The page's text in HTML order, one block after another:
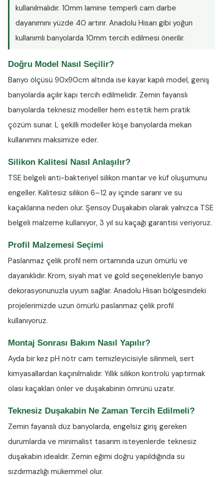
kullanılmalıdır. 10mm lamine temperli cam darbe
dayanımını yüzde 40 artırır. Anadolu Hisarı gibi yoğun
kullanımlı banyolarda 10mm tercih edilmesi önerilir.
Doğru Model Nasıl Seçilir?
Banyo ölçüsü 90x90cm altında ise kayar kapılı model, geniş
banyolarda açılır kapı tercih edilmelidir. Zemin fayanslı
banyolarda teknesiz modeller hem estetik hem pratik
çözüm sunar. L şekilli modeller köşe banyolarda mekan
kullanımını maksimize eder.
Silikon Kalitesi Nasıl Anlaşılır?
TSE belgeli anti-bakteriyel silikon mantar ve küf oluşumunu
engeller. Kalitesiz silikon 6–12 ay içinde sararır ve su
kaçaklarına neden olur. Şensoy Duşakabin olarak yalnızca TSE
belgeli malzeme kullanıyor, 3 yıl su kaçağı garantisi veriyoruz.
Profil Malzemesi Seçimi
Paslanmaz çelik profil nem ortamında uzun ömürlü ve
dayanıklıdır. Krom, siyah mat ve gold seçenekleriyle banyo
dekorasyonunuzla uyum sağlar. Anadolu Hisarı bölgesindeki
projelerimizde uzun ömürlü paslanmaz çelik profil
kullanıyoruz.
Montaj Sonrası Bakım Nasıl Yapılır?
Ayda bir kez pH nötr cam temizleyicisiyle silinmeli, sert
kimyasallardan kaçınılmalıdır. Yıllık silikon kontrolü yaptırmak
olası kaçakları önler ve duşakabinin ömrünü uzatır.
Teknesiz Duşakabin Ne Zaman Tercih Edilmeli?
Zemin fayanslı düz banyolarda, engelsiz giriş gereken
durumlarda ve minimalist tasarım isteyenlerde teknesiz
duşakabin idealdir. Zemin eğimi doğru yapıldığında su
sızdırmazlığı mükemmel olur.